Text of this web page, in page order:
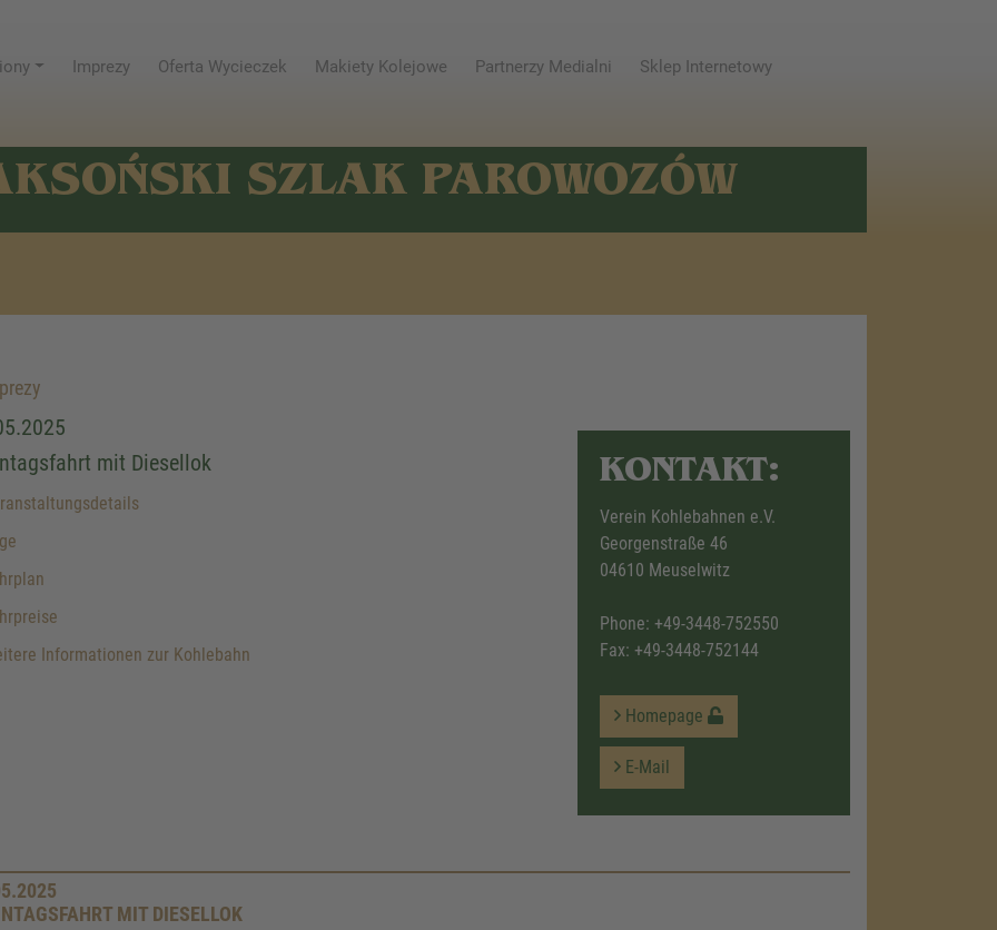
Imprezy Oferta Wycieczek Makiety Kolejowe Partnerzy Medialni Sklep Internetowy
SZLAK PAROWOZÓW
mit Diesellok
Informationen zur Kohlebahn
KONTAKT:
Verein Kohlebahnen e.V.
Georgenstraße 46
04610 Meuselwitz
Phone: +49-3448-752550
Fax: +49-3448-752144
Homepage
E-Mail
MIT DIESELLOK